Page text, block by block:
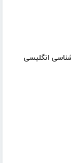
انگلیسی